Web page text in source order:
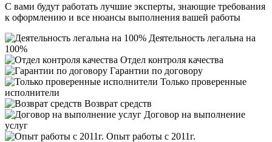
С вами будут работать лучшие эксперты, знающие требования
к оформлению и все нюансы выполнения вашей работы
Деятельность легальна на
100%
Отдел контроля качества
Гарантии по договору
Только проверенные
исполнители
Возврат средств
Договор на выполнение
услуг
Опыт работы с 2011г.